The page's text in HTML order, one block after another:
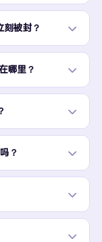
刻被封？
哪里？
？